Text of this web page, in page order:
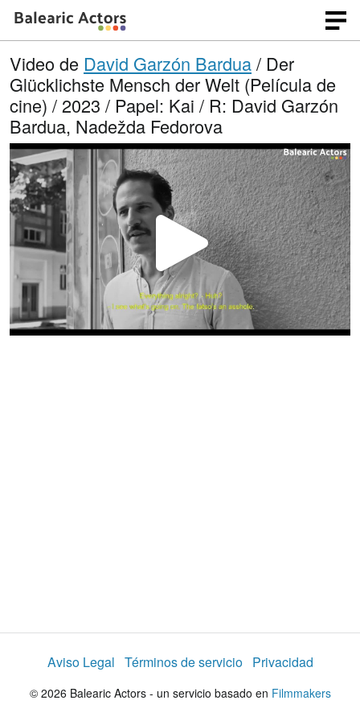
Video de David Garzón Bardua/ Der
Glücklichste Mensch der Welt (Película de
cine) / 2023 / Papel: Kai / R: David Garzón
Bardua, Nadežda Fedorova
R
e
c
Aviso Legal Términos de servicio Privacidad
© 2026 Balearic Actors - un servicio basado en Filmmakers